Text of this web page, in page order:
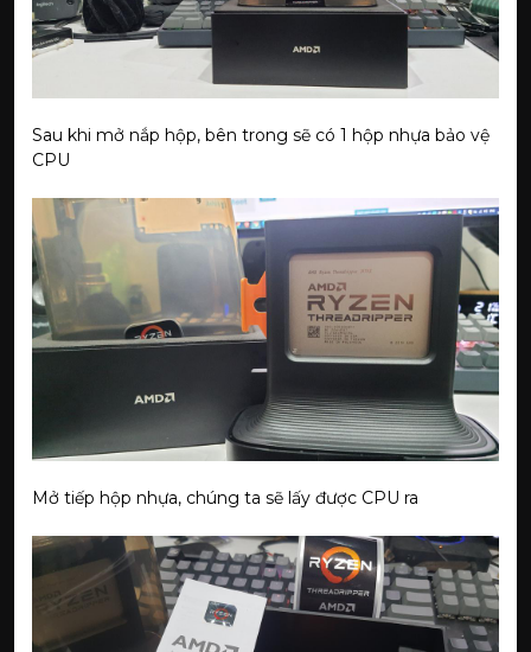
Sau khi mở nắp hộp, bên trong sẽ có 1 hộp nhựa bảo vệ
CPU
Mở tiếp hộp nhựa, chúng ta sẽ lấy được CPU ra